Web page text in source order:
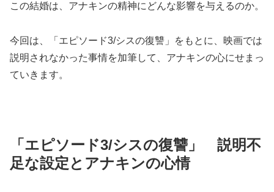
この結婚は、アナキンの精神にどんな影響を与えるのか。
今回は、「エピソード3/シスの復讐」をもとに、映画では
説明されなかった事情を加筆して、アナキンの心にせまっ
ていきます。
「エピソード3/シスの復讐」 説明不
足な設定とアナキンの心情